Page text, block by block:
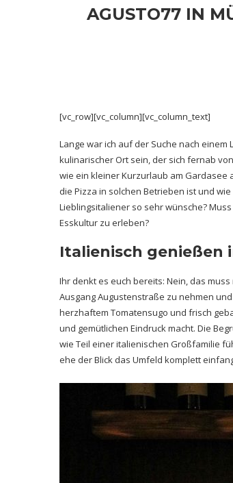
AGUSTO77 IN
[vc_row][vc_column][vc_column_text]
Lange war ich auf der Suche nach
kulinarischer Ort sein, der sich fernab
wie ein kleiner Kurzurlaub am Gardasee
die Pizza in solchen Betrieben ist und
Lieblingsitaliener so sehr wünsche?
Esskultur zu erleben?
Italienisch genießen
Ihr denkt es euch bereits: Nein, das
Ausgang Augustenstraße zu nehmen
herzhaftem Tomatensugo und frisch
und gemütlichen Eindruck macht. Die
wie Teil einer italienischen Großfamilie
ehe der Blick das Umfeld komplett